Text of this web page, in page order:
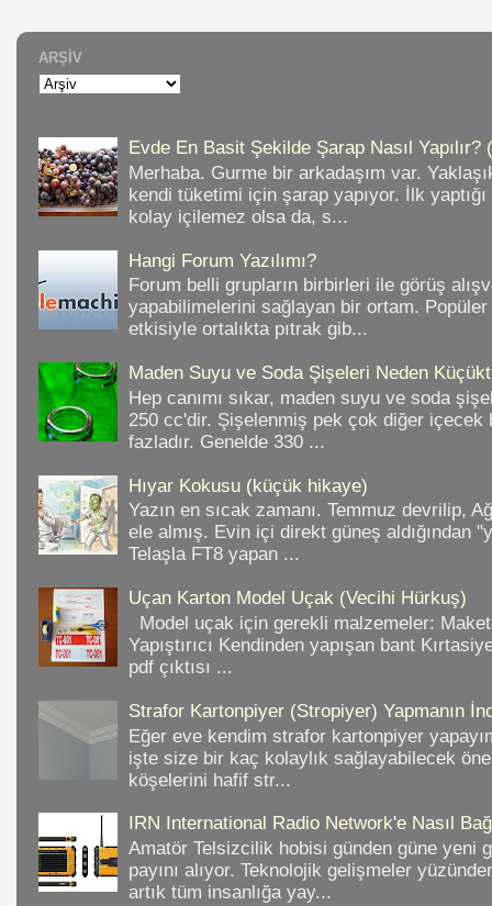
ARŞIV
Evde En Basit Şekilde Şarap Nasıl Yapılır?
Merhaba. Gurme bir arkadaşım var.
kendi tüketimi için şarap yapıyor. İlk
kolay içilemez olsa da, s...
Hangi Forum Yazılımı?
Forum belli grupların birbirleri ile görüş
yapabilimelerini sağlayan bir ortam. Popüler
etkisiyle ortalıkta pıtrak gib...
Maden Suyu ve Soda Şişeleri Neden
Hep canımı sıkar, maden suyu ve soda
250 cc'dir. Şişelenmiş pek çok diğer içecek
fazladır. Genelde 330 ...
Hıyar Kokusu (küçük hikaye)
Yazın en sıcak zamanı. Temmuz devrilip,
ele almış. Evin içi direkt güneş aldığından
Telaşla FT8 yapan ...
Uçan Karton Model Uçak (Vecihi Hürkuş)
Model uçak için gerekli malzemeler: Maket
Yapıştırıcı Kendinden yapışan bant
pdf çıktısı ...
Strafor Kartonpiyer (Stropiyer) Yapmanın
Eğer eve kendim strafor kartonpiyer
işte size bir kaç kolaylık sağlayabilecek
köşelerini hafif str...
IRN International Radio Network'e Nasıl
Amatör Telsizcilik hobisi günden güne yeni
payını alıyor. Teknolojik gelişmeler
artık tüm insanlığa yay...